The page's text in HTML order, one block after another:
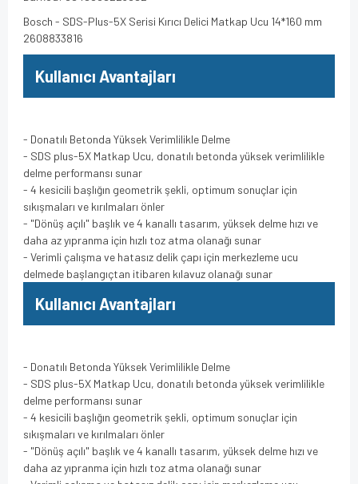
Bosch - SDS-Plus-5X Serisi Kırıcı Delici Matkap Ucu 14*160 mm
2608833816
Kullanıcı Avantajları
- Donatılı Betonda Yüksek Verimlilikle Delme
- SDS plus-5X Matkap Ucu, donatılı betonda yüksek verimlilikle
delme performansı sunar
- 4 kesicili başlığın geometrik şekli, optimum sonuçlar için
sıkışmaları ve kırılmaları önler
- "Dönüş açılı" başlık ve 4 kanallı tasarım, yüksek delme hızı ve
daha az yıpranma için hızlı toz atma olanağı sunar
- Verimli çalışma ve hatasız delik çapı için merkezleme ucu
delmede başlangıçtan itibaren kılavuz olanağı sunar
Kullanıcı Avantajları
- Donatılı Betonda Yüksek Verimlilikle Delme
- SDS plus-5X Matkap Ucu, donatılı betonda yüksek verimlilikle
delme performansı sunar
- 4 kesicili başlığın geometrik şekli, optimum sonuçlar için
sıkışmaları ve kırılmaları önler
- "Dönüş açılı" başlık ve 4 kanallı tasarım, yüksek delme hızı ve
daha az yıpranma için hızlı toz atma olanağı sunar